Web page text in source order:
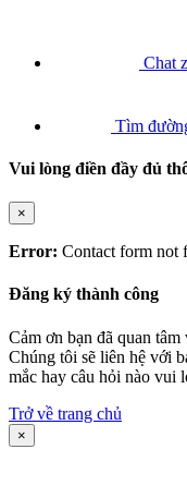
Chat
Tìm
Vui lòng điền đầy đủ
×
Error: Contact form not
Đăng ký thành công
Cảm ơn bạn đã quan
Chúng tôi sẽ liên hệ với
mắc hay câu hỏi nào vui
Trở về trang chủ
×